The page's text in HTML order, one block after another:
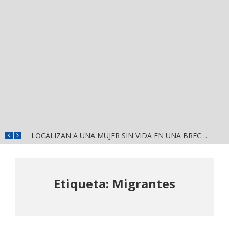
LOCALIZAN A UNA MUJER SIN VIDA EN UNA BRECHA DE BUCERÍAS
Etiqueta: Migrantes